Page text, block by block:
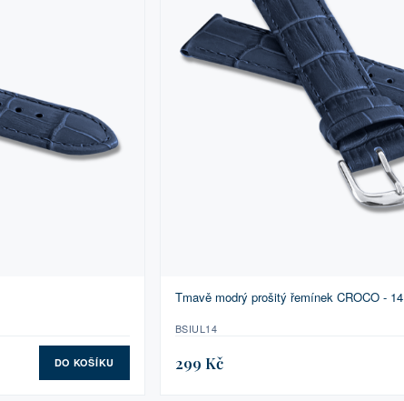
DO KOŠÍKU
Tmavě modrý prošitý řemínek CROCO - 14
BSIUL14
299 Kč